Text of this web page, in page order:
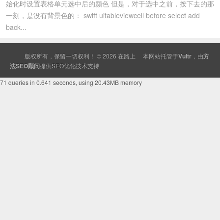
始化时设置表格单元选中后的颜色 但是，对于选中之前，按下去的那
一刻，是没有背景色的： swift uitableviewcell before select add
back...
版权所有，保留一切权利！ © 2026 在路上 本网站托管于Vultr ，由方
法SEO顾问提供SEO优化技术支持
71 queries in 0.641 seconds, using 20.43MB memory